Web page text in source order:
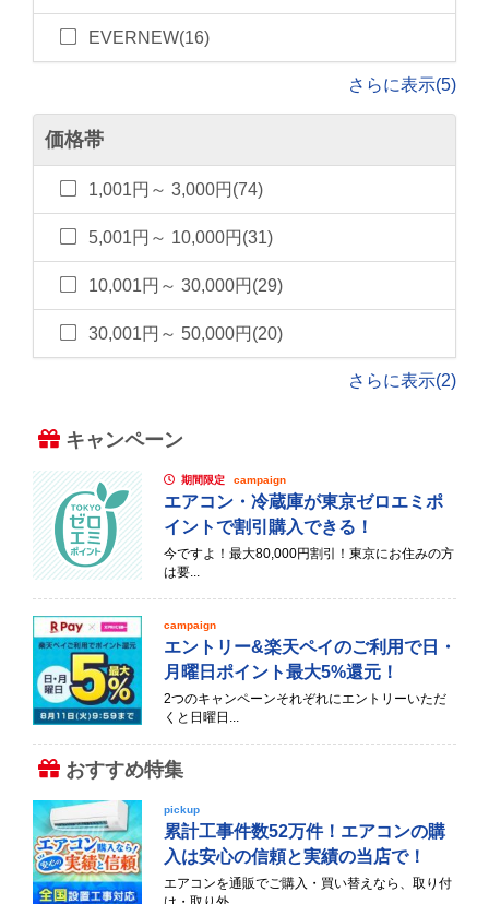
EVERNEW(16)
さらに表示(5)
価格帯
1,001円～ 3,000円(74)
5,001円～ 10,000円(31)
10,001円～ 30,000円(29)
30,001円～ 50,000円(20)
さらに表示(2)
キャンペーン
期間限定 campaign
エアコン・冷蔵庫が東京ゼロエミポ
イントで割引購入できる！
今ですよ！最大80,000円割引！東京にお住みの方
は要...
campaign
エントリー&楽天ペイのご利用で日・
月曜日ポイント最大5%還元！
2つのキャンペーンそれぞれにエントリーいただ
くと日曜日...
おすすめ特集
pickup
累計工事件数52万件！エアコンの購
入は安心の信頼と実績の当店で！
エアコンを通販でご購入・買い替えなら、取り付